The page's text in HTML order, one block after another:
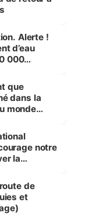
Alerte !
d’eau
000
que
dans la
monde
notre
la
de
et